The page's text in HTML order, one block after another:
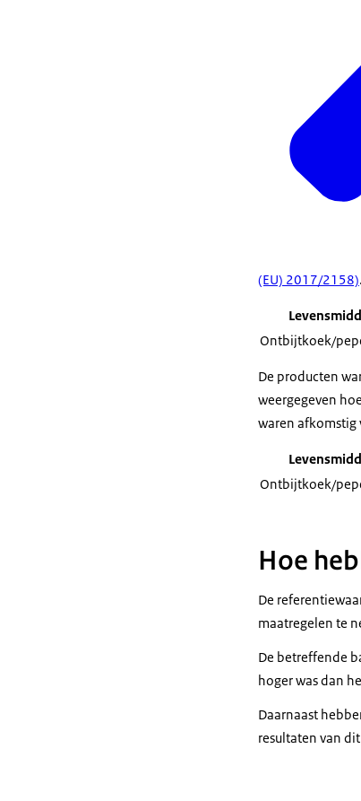
(EU) 2017/2158)
Ontbijtkoek/
De producten
weergegeven
waren afkomstig
Ontbijtkoek/
Hoe
De
maatregelen te
De betreffende
hoger was dan
Daarnaast
resultaten van